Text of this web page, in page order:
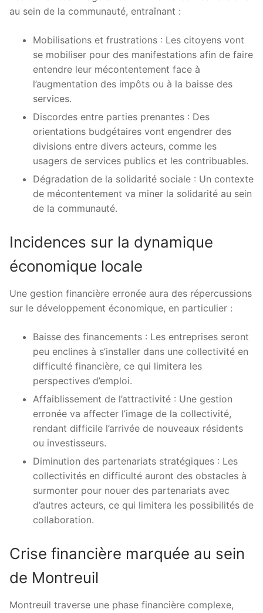
au sein de la communauté, entraînant :
Mobilisations et frustrations : Les citoyens vont
se mobiliser pour des manifestations afin de faire
entendre leur mécontentement face à
l’augmentation des impôts ou à la baisse des
services.
Discordes entre parties prenantes : Des
orientations budgétaires vont engendrer des
divisions entre divers acteurs, comme les
usagers de services publics et les contribuables.
Dégradation de la solidarité sociale : Un contexte
de mécontentement va miner la solidarité au sein
de la communauté.
Incidences sur la dynamique
économique locale
Une gestion financière erronée aura des répercussions
sur le développement économique, en particulier :
Baisse des financements : Les entreprises seront
peu enclines à s’installer dans une collectivité en
difficulté financière, ce qui limitera les
perspectives d’emploi.
Affaiblissement de l’attractivité : Une gestion
erronée va affecter l’image de la collectivité,
rendant difficile l’arrivée de nouveaux résidents
ou investisseurs.
Diminution des partenariats stratégiques : Les
collectivités en difficulté auront des obstacles à
surmonter pour nouer des partenariats avec
d’autres acteurs, ce qui limitera les possibilités de
collaboration.
Crise financière marquée au sein
de Montreuil
Montreuil traverse une phase financière complexe,